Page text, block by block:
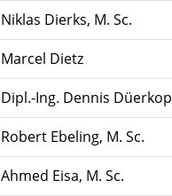
Niklas Dierks, M. Sc.
Marcel Dietz
Dipl.-Ing. Dennis Düerkop
Robert Ebeling, M. Sc.
Ahmed Eisa, M. Sc.